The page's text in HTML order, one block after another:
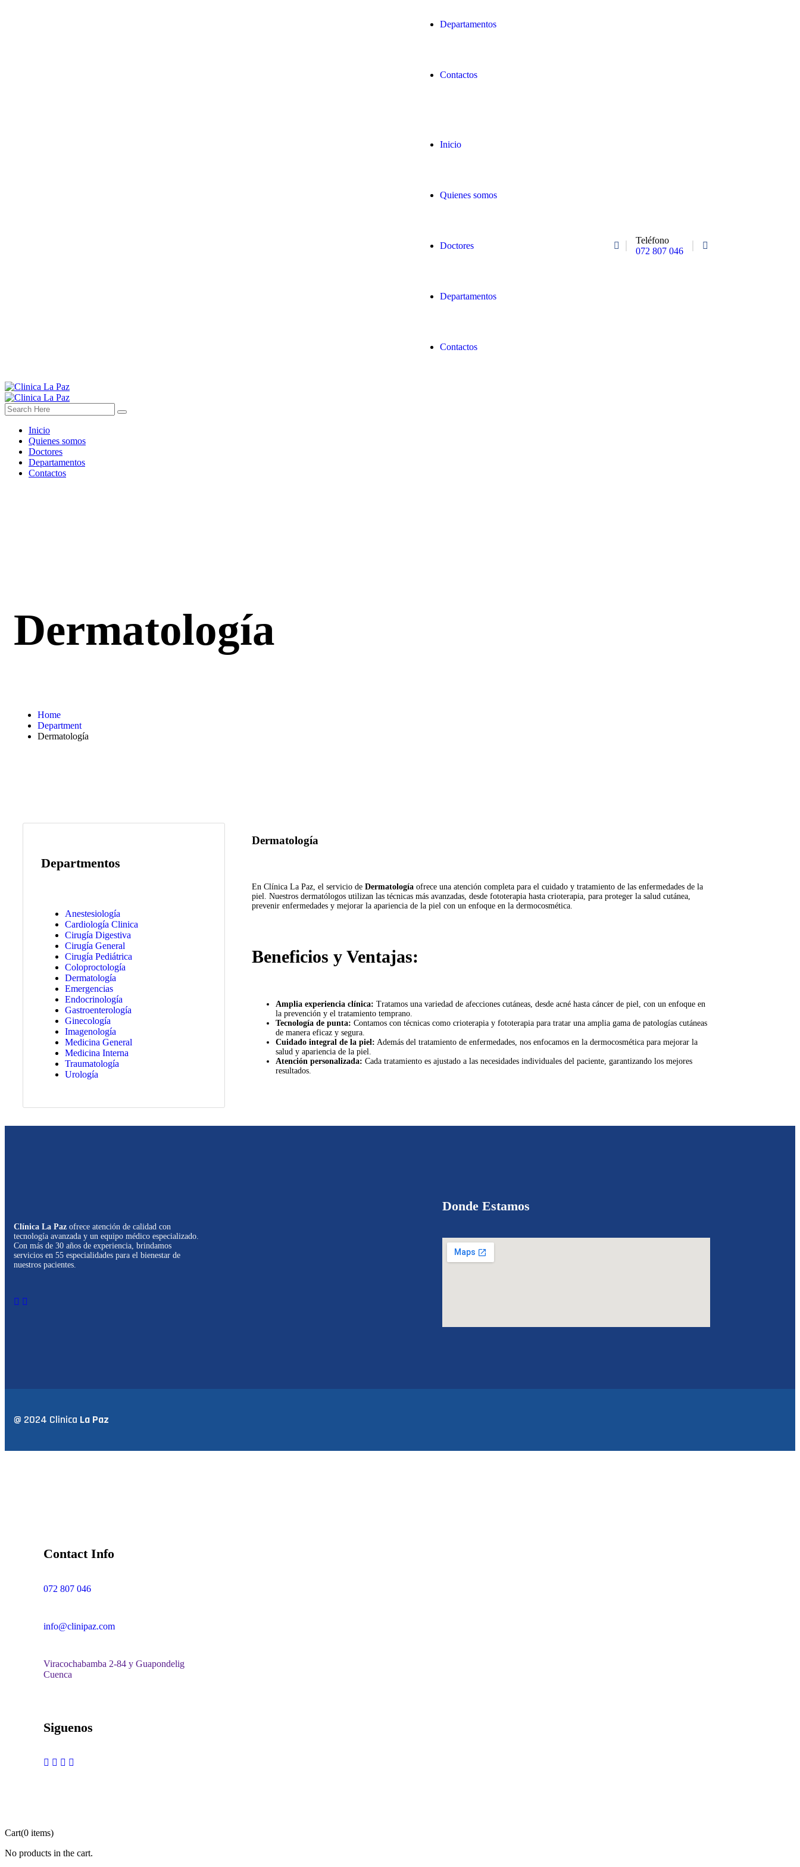
Departamentos
Contactos
Inicio
Quienes somos
Doctores
Departamentos
Contactos
Teléfono
072 807 046
Inicio
Quienes somos
Doctores
Departamentos
Contactos
Dermatología
Home
Department
Dermatología
Departmentos
Anestesiología
Cardiología Clinica
Cirugía Digestiva
Cirugía General
Cirugía Pediátrica
Coloproctología
Dermatología
Emergencias
Endocrinología
Gastroenterología
Ginecología
Imagenología
Medicina General
Medicina Interna
Traumatología
Urología
Dermatología
En Clínica La Paz, el servicio deDermatología ofrece una atención completa para el cuidado y tratamiento de las enfermedades de la
piel. Nuestros dermatólogos utilizan las técnicas más avanzadas, desde fototerapia hasta crioterapia, para proteger la salud cutánea,
prevenir enfermedades y mejorar la apariencia de la piel con un enfoque en la dermocosmética.
Beneficios y Ventajas:
Amplia experiencia clínica: Tratamos una variedad de afecciones cutáneas, desde acné hasta cáncer de piel, con un enfoque en
la prevención y el tratamiento temprano.
Tecnología de punta: Contamos con técnicas como crioterapia y fototerapia para tratar una amplia gama de patologías cutáneas
de manera eficaz y segura.
Cuidado integral de la piel: Además del tratamiento de enfermedades, nos enfocamos en la dermocosmética para mejorar la
salud y apariencia de la piel.
Atención personalizada: Cada tratamiento es ajustado a las necesidades individuales del paciente, garantizando los mejores
resultados.
Clínica La Paz ofrece atención de calidad con
tecnología avanzada y un equipo médico especializado.
Con más de 30 años de experiencia, brindamos
servicios en 55 especialidades para el bienestar de
nuestros pacientes.
Donde Estamos
@ 2024 Clinica La Paz
Contact Info
072 807 046
info@clinipaz.com
Viracochabamba 2-84 y Guapondelig
Cuenca
Siguenos
Cart(0 items)
No products in the cart.